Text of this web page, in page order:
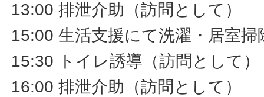
13:00 排泄介助（訪問として）
15:00 生活支援にて洗濯・居室
15:30 トイレ誘導（訪問として）
16:00 排泄介助（訪問として）